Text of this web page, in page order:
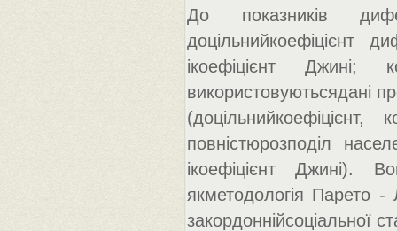
До показників
доцільнийкоефіцієнт
ікоефіцієнт Джині;
використовуютьсядані
повністюрозподіл
ікоефіцієнт Джині).
якметодологія Парето
закордоннійсоціальної